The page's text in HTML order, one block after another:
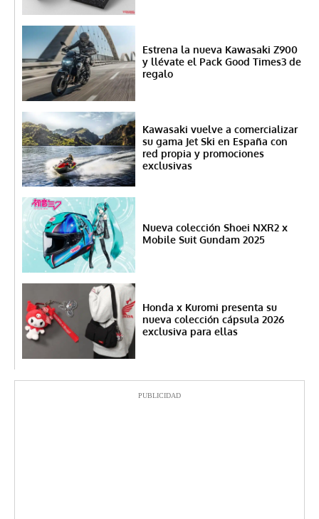
Estrena la nueva Kawasaki Z900
y llévate el Pack Good Times3 de
regalo
Kawasaki vuelve a comercializar
su gama Jet Ski en España con
red propia y promociones
exclusivas
Nueva colección Shoei NXR2 x
Mobile Suit Gundam 2025
Honda x Kuromi presenta su
nueva colección cápsula 2026
exclusiva para ellas
PUBLICIDAD